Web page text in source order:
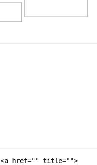
<a href="" title="">